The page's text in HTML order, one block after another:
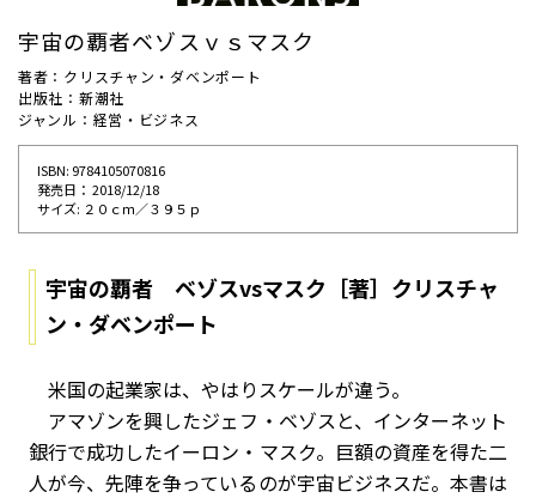
宇宙の覇者ベゾスｖｓマスク
著者：クリスチャン・ダベンポート
出版社：新潮社
ジャンル：経営・ビジネス
ISBN: 9784105070816
発売⽇： 2018/12/18
サイズ: ２０ｃｍ／３９５ｐ
宇宙の覇者 ベゾスvsマスク［著］クリスチャ
ン・ダベンポート
米国の起業家は、やはりスケールが違う。
アマゾンを興したジェフ・ベゾスと、インターネット
銀行で成功したイーロン・マスク。巨額の資産を得た二
人が今、先陣を争っているのが宇宙ビジネスだ。本書は